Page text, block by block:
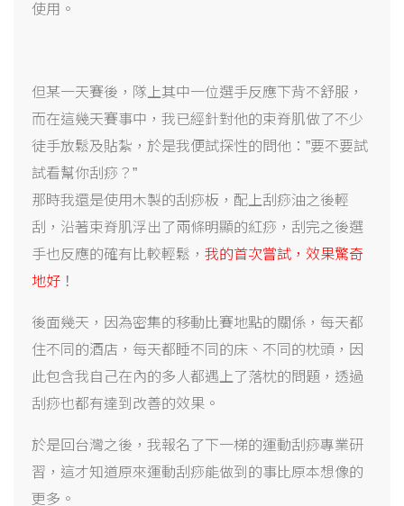
使用。
但某一天賽後，隊上其中一位選手反應下背不舒服，
而在這幾天賽事中，我已經針對他的束脊肌做了不少
徒手放鬆及貼紮，於是我便試探性的問他：”要不要試
試看幫你刮痧？”
那時我還是使用木製的刮痧板，配上刮痧油之後輕
刮，沿著束脊肌浮出了兩條明顯的紅痧，刮完之後選
手也反應的確有比較輕鬆，我的首次嘗試，效果驚奇
地好 ！
後面幾天，因為密集的移動比賽地點的關係，每天都
住不同的酒店，每天都睡不同的床、不同的枕頭，因
此包含我自己在內的多人都遇上了落枕的問題，透過
刮痧也都有達到改善的效果。
於是回台灣之後，我報名了下一梯的運動刮痧專業研
習，這才知道原來運動刮痧能做到的事比原本想像的
更多。